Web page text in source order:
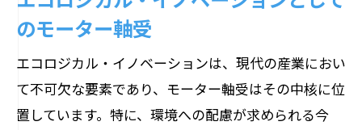
のモーター軸受
エコロジカル・イノベーションは、現代の産業におい
て不可欠な要素であり、モーター軸受はその中核に位
置しています。特に、環境への配慮が求められる今